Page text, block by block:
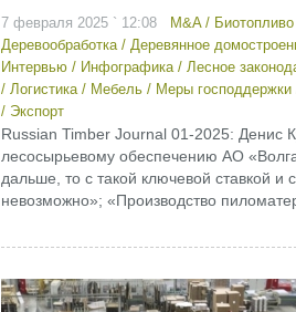
7 февраля 2025 ` 12:08 M&A/ Биотопливо
Деревообработка/ Деревянное
Интервью/ Инфографика/ Лесное
/ Логистика/ Мебель/ Меры господдержки
/ Экспорт
Russian Timber Journal 01-2025: Денис
лесосырьевому обеспечению АО
дальше, то с такой ключевой ставкой и
невозможно»; «Производство